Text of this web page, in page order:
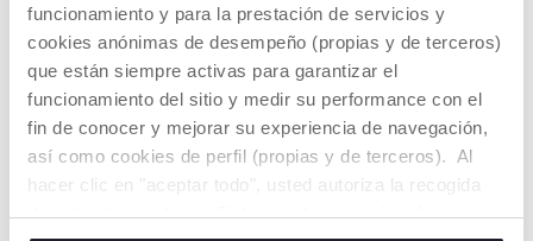
funcionamiento y para la prestación de servicios y
cookies anónimas de desempeño (propias y de terceros)
que están siempre activas para garantizar el
funcionamiento del sitio y medir su performance con el
fin de conocer y mejorar su experiencia de navegación,
así como cookies de perfil (propias y de terceros). Al
hacer clic en "aceptar todo", usted autoriza la recogida
de todas las cookies. Si desea obtener más información
solution for a stroll
during rainy days. It
protects completely
while being ventilated
and thanks to the
practical elastic band
you can use it on almost
any carrycot.